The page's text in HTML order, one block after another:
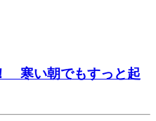
寒い朝でもすっと起